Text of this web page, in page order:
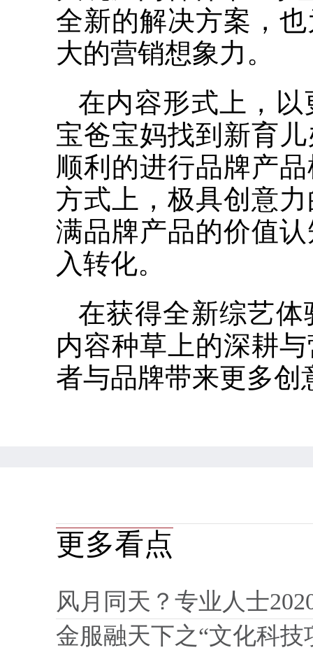
全新的解决方案，
大的营销想象力。
在内容形式上，
宝爸宝妈找到新育
顺利的进行品牌产
方式上，极具创意
满品牌产品的价值
入转化。
在获得全新综艺
内容种草上的深耕
者与品牌带来更多创
更多看点
风月同天？专业人士
金服融天下之“文化科